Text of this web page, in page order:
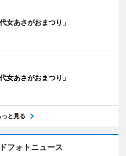
女あさがおまつり」
女あさがおまつり」
っと見る
フォトニュース